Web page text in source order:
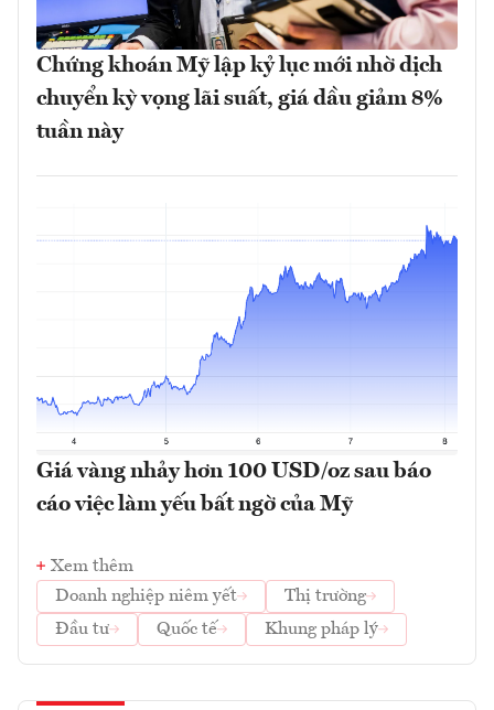
Chứng khoán Mỹ lập kỷ lục mới nhờ dịch
chuyển kỳ vọng lãi suất, giá dầu giảm 8%
tuần này
Giá vàng nhảy hơn 100 USD/oz sau báo
cáo việc làm yếu bất ngờ của Mỹ
Xem thêm
Doanh nghiệp niêm yết
Thị trường
Đầu tư
Quốc tế Khung pháp lý